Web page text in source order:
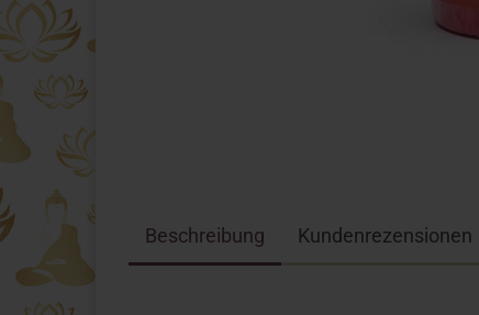
Beschreibung Kundenrezensionen